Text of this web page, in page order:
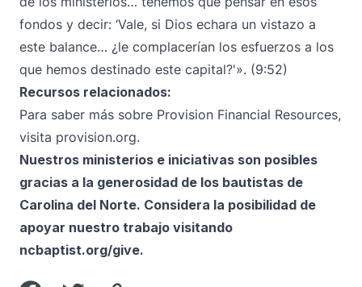
fondos y decir: ‘Vale, si Dios echara un vistazo a
este balance… ¿le complacerían los esfuerzos a los
que hemos destinado este capital?'». (9:52)
Recursos relacionados:
Para saber más sobre Provision Financial Resources,
visita provision.org.
Nuestros ministerios e iniciativas son posibles
gracias a la generosidad de los bautistas de
Carolina del Norte. Considera la posibilidad de
apoyar nuestro trabajo visitando
ncbaptist.org/give.